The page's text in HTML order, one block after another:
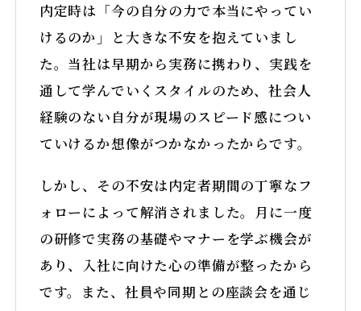
内定時は「今の自分の力で本当にやってい
けるのか」と大きな不安を抱えていまし
た。当社は早期から実務に携わり、実践を
通して学んでいくスタイルのため、社会人
経験のない自分が現場のスピード感につい
ていけるか想像がつかなかったからです。
しかし、その不安は内定者期間の丁寧なフ
ォローによって解消されました。月に一度
の研修で実務の基礎やマナーを学ぶ機会が
あり、入社に向けた心の準備が整ったから
です。また、社員や同期との座談会を通じ